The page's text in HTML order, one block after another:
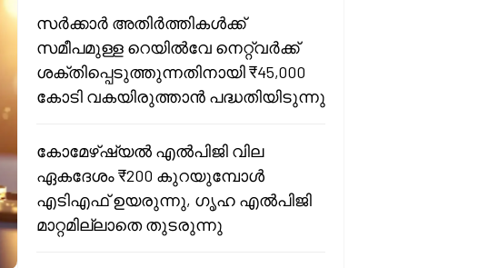
സർക്കാർ അതിർത്തികൾക്ക്
സമീപമുള്ള റെയിൽവേ നെറ്റ്‌വർക്ക്
ശക്തിപ്പെടുത്തുന്നതിനായി ₹45,000
കോടി വകയിരുത്താൻ പദ്ധതിയിടുന്നു
കോമേഴ്ഷ്യൽ എൽപിജി വില
ഏകദേശം ₹200 കുറയുമ്പോൾ
എടിഎഫ് ഉയരുന്നു, ഗൃഹ എൽപിജി
മാറ്റമില്ലാതെ തുടരുന്നു